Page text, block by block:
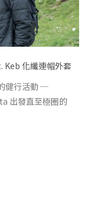
Keb 化纖連帽外套
健行活動 ─
出發直至極圈的